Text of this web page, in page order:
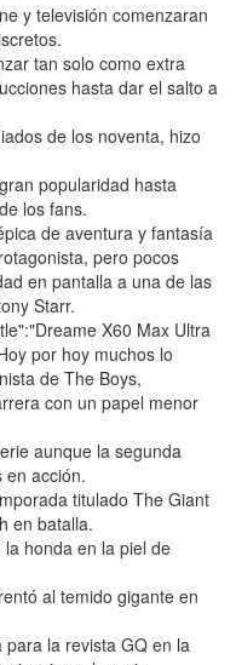
y televisión comenzaran
tan solo como extra
hasta dar el salto a
de los noventa, hizo
popularidad hasta
los fans.
de aventura y fantasía
pero pocos
en pantalla a una de las
Starr.
X60 Max Ultra
por hoy muchos lo
de The Boys,
con un papel menor
aunque la segunda
en acción.
titulado The Giant
en batalla.
honda en la piel de
al temido gigante en
la revista GQ en la